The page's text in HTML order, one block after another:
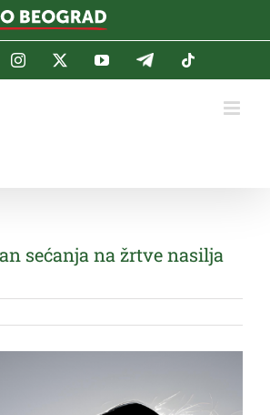
InstagramTwitterYouTubeTelegram
sećanja na žrtve nasilja